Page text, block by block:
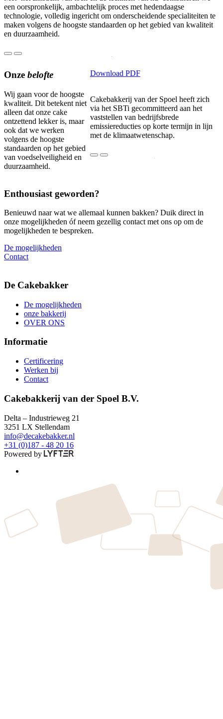
een oorspronkelijk, ambachtelijk proces met hedendaagse
technologie, volledig ingericht om onderscheidende specialiteiten te
maken volgens de hoogste standaarden op het gebied van kwaliteit
en duurzaamheid.
Onze belofte
Wij gaan voor de hoogste
kwaliteit. Dit betekent niet
alleen dat onze cake
ontzettend lekker is, maar
ook dat we werken
volgens de hoogste
standaarden op het gebied
van voedselveiligheid en
duurzaamheid.
Download PDF
Cakebakkerij van der Spoel heeft zich
via het SBTi gecommitteerd aan het
vaststellen van bedrijfsbrede
emissiereducties op korte termijn in lijn
met de klimaatwetenschap.
Enthousiast geworden?
Benieuwd naar wat we allemaal kunnen bakken? Duik direct in
onze mogelijkheden óf neem gezellig contact met ons op om de
mogelijkheden te bespreken.
De mogelijkheden
Contact
De Cakebakker
De mogelijkheden
onze bakkerij
OVER ONS
Informatie
Certificering
Werken bij
Contact
Cakebakkerij van der Spoel B.V.
Delta – Industrieweg 21
3251 LX Stellendam
info@decakebakker.nl
+31 (0)187 - 48 20 16
Powered by